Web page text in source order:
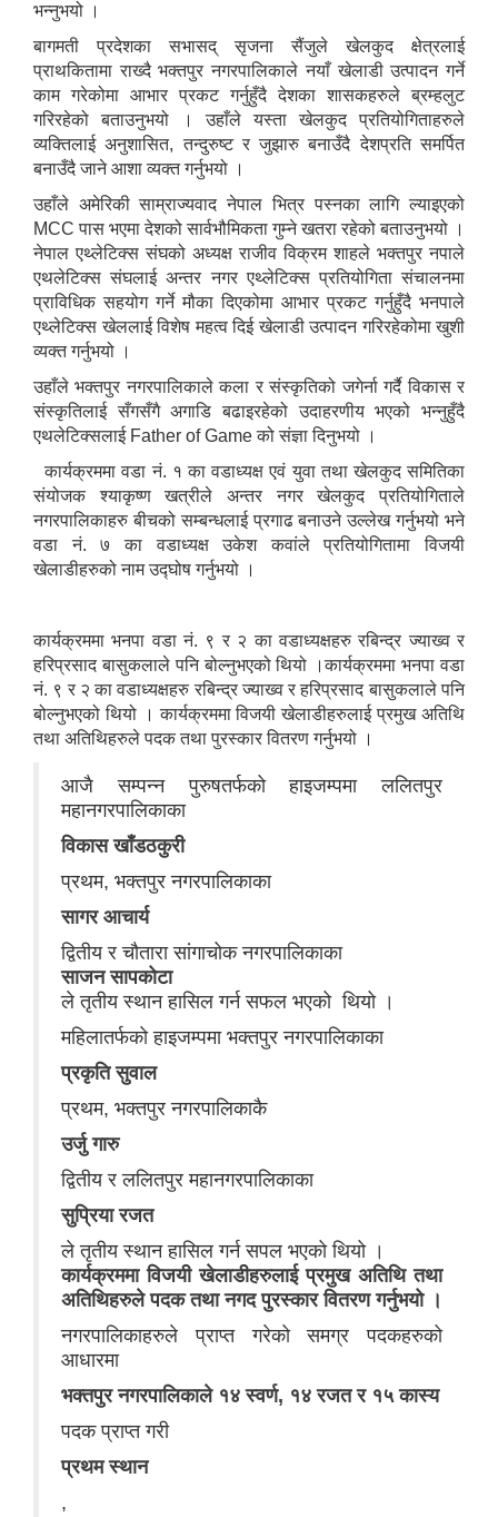
भन्नुभयो ।
बागमती प्रदेशका सभासद् सृजना सैंजुले खेलकुद क्षेत्रलाई
प्राथकितामा राख्दै भक्तपुर नगरपालिकाले नयाँ खेलाडी उत्पादन गर्ने
काम गरेकोमा आभार प्रकट गर्नुहुँदै देशका शासकहरुले ब्रम्हलुट
गरिरहेको बताउनुभयो । उहाँले यस्ता खेलकुद प्रतियोगिताहरुले
व्यक्तिलाई अनुशासित, तन्दुरुष्ट र जुझारु बनाउँदै देशप्रति समर्पित
बनाउँदै जाने आशा व्यक्त गर्नुभयो ।
उहाँले अमेरिकी साम्राज्यवाद नेपाल भित्र पस्नका लागि ल्याइएको
MCC पास भएमा देशको सार्वभौमिकता गुम्ने खतरा रहेको बताउनुभयो ।
नेपाल एथ्लेटिक्स संघको अध्यक्ष राजीव विक्रम शाहले भक्तपुर नपाले
एथलेटिक्स संघलाई अन्तर नगर एथ्लेटिक्स प्रतियोगिता संचालनमा
प्राविधिक सहयोग गर्ने मौका दिएकोमा आभार प्रकट गर्नुहुँदै भनपाले
एथ्लेटिक्स खेललाई विशेष महत्व दिई खेलाडी उत्पादन गरिरहेकोमा खुशी
व्यक्त गर्नुभयो ।
उहाँले भक्तपुर नगरपालिकाले कला र संस्कृतिको जगेर्ना गर्दै विकास र
संस्कृतिलाई सँगसँगै अगाडि बढाइरहेको उदाहरणीय भएको भन्नुहुँदै
एथलेटिक्सलाई Father of Game को संज्ञा दिनुभयो ।
कार्यक्रममा वडा नं. १ का वडाध्यक्ष एवं युवा तथा खेलकुद समितिका
संयोजक श्याकृष्ण खत्रीले अन्तर नगर खेलकुद प्रतियोगिताले
नगरपालिकाहरु बीचको सम्बन्धलाई प्रगाढ बनाउने उल्लेख गर्नुभयो भने
वडा नं. ७ का वडाध्यक्ष उकेश कवांले प्रतियोगितामा विजयी
खेलाडीहरुको नाम उद्‍घोष गर्नुभयो ।
कार्यक्रममा भनपा वडा नं. ९ र २ का वडाध्यक्षहरु रबिन्द्र ज्याख्व र
हरिप्रसाद बासुकलाले पनि बोल्नुभएको थियो ।कार्यक्रममा भनपा वडा
नं. ९ र २ का वडाध्यक्षहरु रबिन्द्र ज्याख्व र हरिप्रसाद बासुकलाले पनि
बोल्नुभएको थियो । कार्यक्रममा विजयी खेलाडीहरुलाई प्रमुख अतिथि
तथा अतिथिहरुले पदक तथा पुरस्कार वितरण गर्नुभयो ।
आजै सम्पन्न पुरुषतर्फको हाइजम्पमा ललितपुर
महानगरपालिकाका
विकास खाँडठकुरी
प्रथम, भक्तपुर नगरपालिकाका
सागर आचार्य
द्वितीय र चौतारा सांगाचोक नगरपालिकाका
साजन सापकोटा
ले तृतीय स्थान हासिल गर्न सफल भएको थियो ।
महिलातर्फको हाइजम्पमा भक्तपुर नगरपालिकाका
प्रकृति सुवाल
प्रथम, भक्तपुर नगरपालिकाकै
उर्जु गारु
द्वितीय र ललितपुर महानगरपालिकाका
सुप्रिया रजत
ले तृतीय स्थान हासिल गर्न सपल भएको थियो ।
कार्यक्रममा विजयी खेलाडीहरुलाई प्रमुख अतिथि तथा
अतिथिहरुले पदक तथा नगद पुरस्कार वितरण गर्नुभयो ।
नगरपालिकाहरुले प्राप्त गरेको समग्र पदकहरुको
आधारमा
भक्तपुर नगरपालिकाले १४ स्वर्ण, १४ रजत र १५ कास्य
पदक प्राप्त गरी
प्रथम स्थान
,